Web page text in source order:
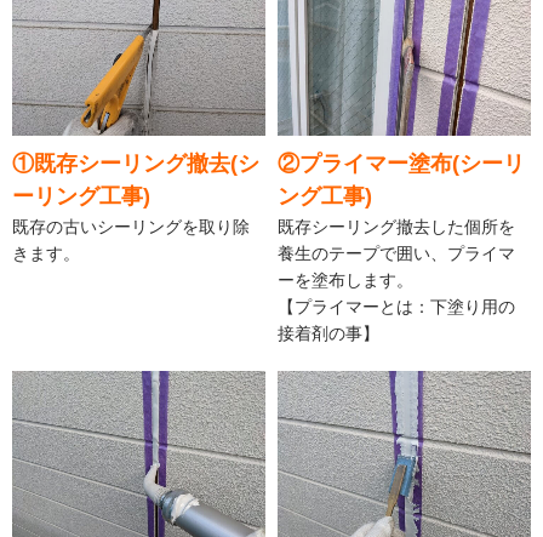
①既存シーリング撤去(シ
ーリング工事)
既存の古いシーリングを取り除
きます。
②プライマー塗布(シーリ
ング工事)
既存シーリング撤去した個所を
養生のテープで囲い、プライマ
ーを塗布します。
【プライマーとは：下塗り用の
接着剤の事】